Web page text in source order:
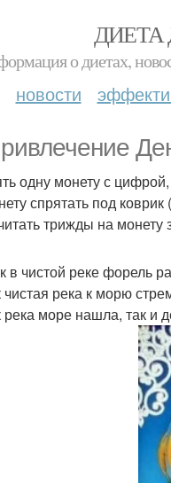
ДИЕТА
о диетах,
новости
одну монету с
спрятать под
трижды на монету
в чистой реке форель
чистая река к морю
река море нашла, так и